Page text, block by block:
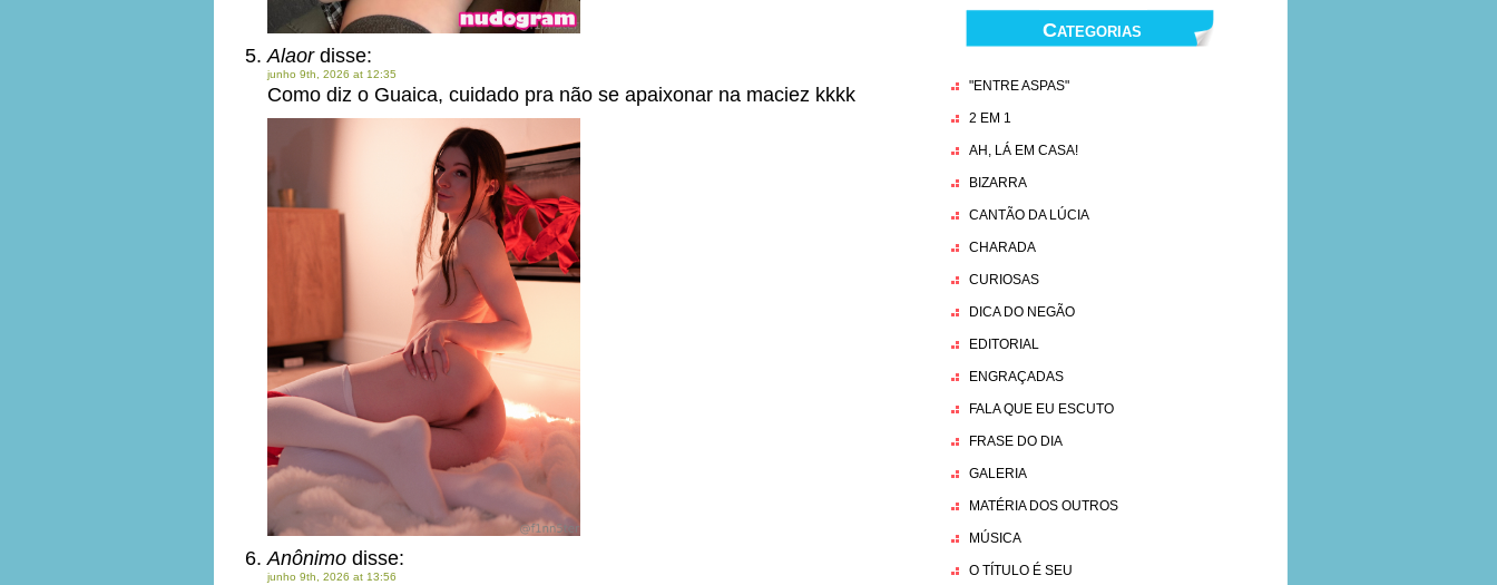
Alaordisse:
junho 9th, 2026 at 12:35
Como diz o Guaica, cuidado pra não se apaixonar na maciez kkkk
Anônimo disse:
junho 9th, 2026 at 13:56
Categorias
"ENTRE ASPAS"
2 EM 1
AH, LÁ EM CASA!
BIZARRA
CANTÃO DA LÚCIA
CHARADA
CURIOSAS
DICA DO NEGÃO
EDITORIAL
ENGRAÇADAS
FALA QUE EU ESCUTO
FRASE DO DIA
GALERIA
MATÉRIA DOS OUTROS
MÚSICA
O TÍTULO É SEU